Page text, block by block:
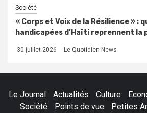
Société
« Corps et Voix de la Résilience » :
handicapées d’Haïti reprennent la
30 juillet 2026 Le Quotidien News
Le Journal Actualités Culture
Société
Points de vue Petites